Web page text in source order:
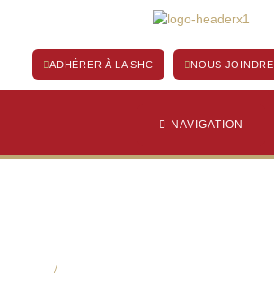
contenu
ADHÉRER À LA SHC NOUS JOINDRE
NAVIGATION
/